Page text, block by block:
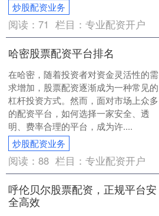
炒股配资业务
阅读：71 栏目：专业配资开户
哈密股票配资平台排名
在哈密，随着投资者对资金灵活性的需
求增加，股票配资逐渐成为一种常见的
杠杆投资方式。然而，面对市场上众多
的配资平台，如何选择一家安全、透
明、费率合理的平台，成为许....
炒股配资业务
阅读：88 栏目：专业配资开户
呼伦贝尔股票配资，正规平台安
全高效